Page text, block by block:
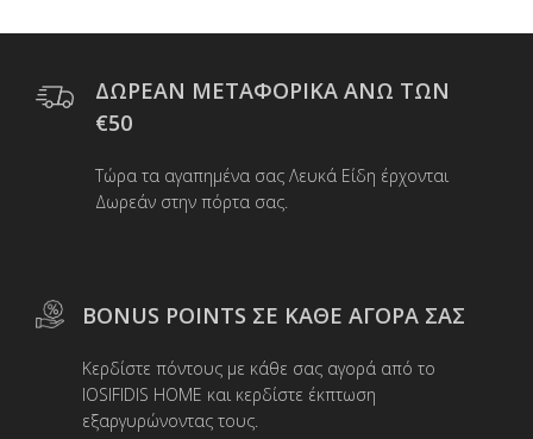
ΔΩΡΕΑΝ ΜΕΤΑΦΟΡΙΚΑ ΑΝΩ ΤΩΝ
€50
Τώρα τα αγαπημένα σας Λευκά Είδη έρχονται
Δωρεάν στην πόρτα σας.
BONUS POINTS ΣΕ ΚΑΘΕ ΑΓΟΡΑ ΣΑΣ
Κερδίστε πόντους με κάθε σας αγορά από το
IOSIFIDIS HOME και κερδίστε έκπτωση
εξαργυρώνοντας τους.